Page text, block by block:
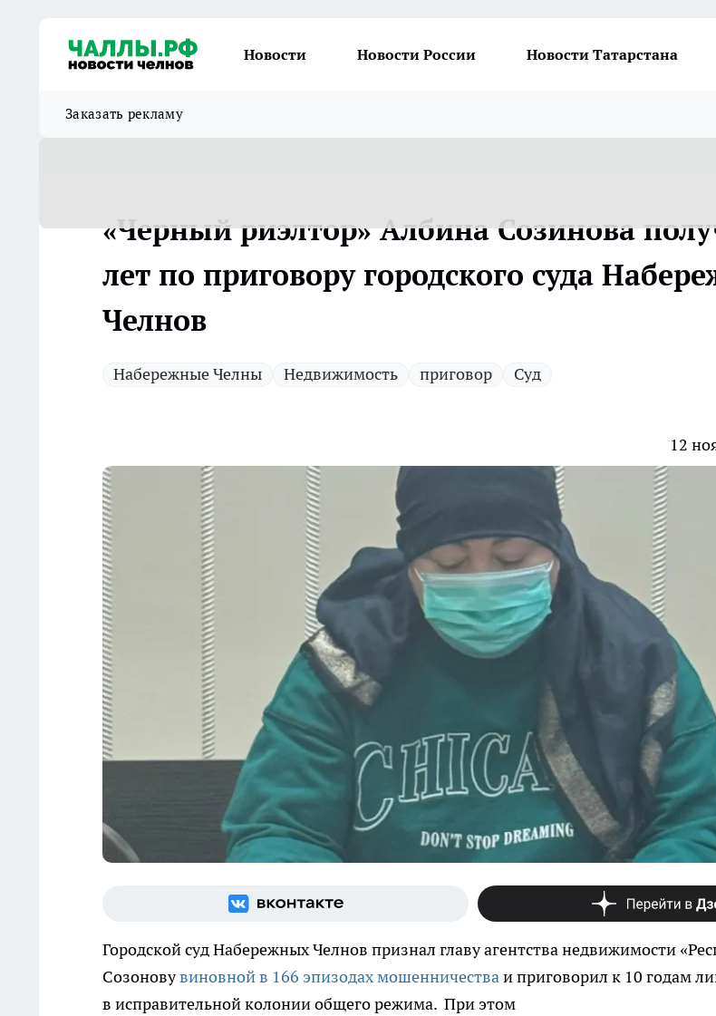
Новости Новости России Новости Татарстана
Заказать рекламу
«Черный риэлтор» Албина Созинова
лет по приговору городского суда
Челнов
Набережные Челны Недвижимость приговор Суд
12
Городской суд Набережных Челнов признал главу агентства недвижимости
Созоновувиновной в 166 эпизодах мошенничестваи приговорил к 10 годам
в исправительной колонии общего режима. При этом